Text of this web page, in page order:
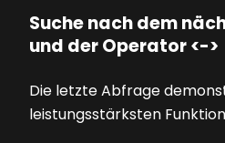
Suche nach dem
und der Operator <->
Die letzte Abfrage
leistungsstärksten